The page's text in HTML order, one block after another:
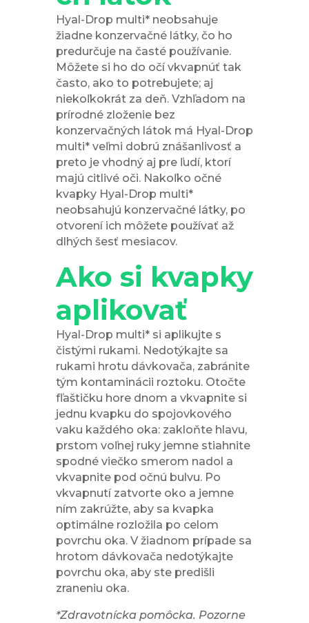
Hyal-Drop multi* neobsahuje
žiadne konzervačné látky, čo ho
predurčuje na časté používanie.
Môžete si ho do očí vkvapnúť tak
často, ako to potrebujete; aj
niekoľkokrát za deň. Vzhľadom na
prírodné zloženie bez
konzervačných látok má Hyal-Drop
multi* veľmi dobrú znášanlivosť a
preto je vhodný aj pre ľudí, ktorí
majú citlivé oči. Nakoľko očné
kvapky Hyal-Drop multi*
neobsahujú konzervačné látky, po
otvorení ich môžete používať až
dlhých šesť mesiacov.
Ako si kvapky
aplikovať
Hyal-Drop multi* si aplikujte s
čistými rukami. Nedotýkajte sa
rukami hrotu dávkovača, zabránite
tým kontaminácii roztoku. Otočte
fľaštičku hore dnom a vkvapnite si
jednu kvapku do spojovkového
vaku každého oka: zakloňte hlavu,
prstom voľnej ruky jemne stiahnite
spodné viečko smerom nadol a
vkvapnite pod očnú bulvu. Po
vkvapnutí zatvorte oko a jemne
ním zakrúžte, aby sa kvapka
optimálne rozložila po celom
povrchu oka. V žiadnom prípade sa
hrotom dávkovača nedotýkajte
povrchu oka, aby ste predišli
zraneniu oka.
*Zdravotnícka pomôcka. Pozorne